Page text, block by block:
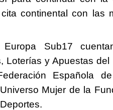
continental con las
Europa Sub17
Loterías y Apuestas
Española
Mujer de la